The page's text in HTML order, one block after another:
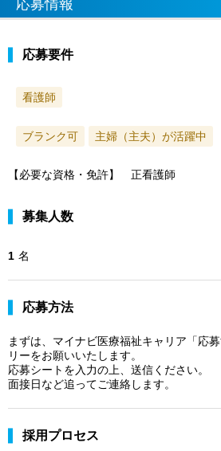
応募情報
応募要件
看護師
ブランク可 主婦（主夫）が活躍中
【必要な資格・免許】 正看護師
募集人数
1 名
応募方法
まずは、マイナビ医療福祉キャリア「応
リーをお願いいたします。
応募シートを入力の上、送信ください。
面接日など追ってご連絡します。
採用プロセス